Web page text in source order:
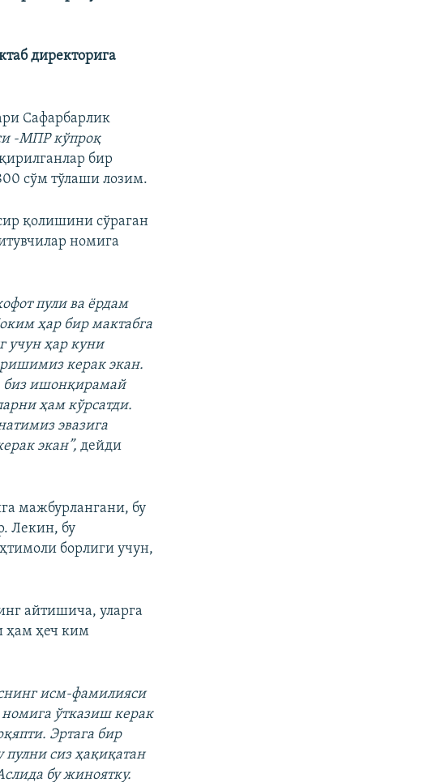
директорига
Сафарбарлик
-МПР кўпроқ
бир
сўм тўлаши лозим.
қолишини сўраган
номига
пули ва ёрдам
ҳар бир мактабга
учун ҳар куни
керак экан.
биз ишонқирамай
ҳам кўрсатди.
эвазига
экан”,дейди
мажбурлангани, бу
Лекин, бу
борлиги учун,
айтишича, уларга
ҳам ҳеч ким
исм-фамилияси
ўтказиш керак
Эртага бир
пулни сиз ҳақиқатан
бу жиноятку.